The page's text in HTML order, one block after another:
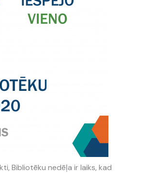
Bibliotēku nedēļa ir laiks, kad